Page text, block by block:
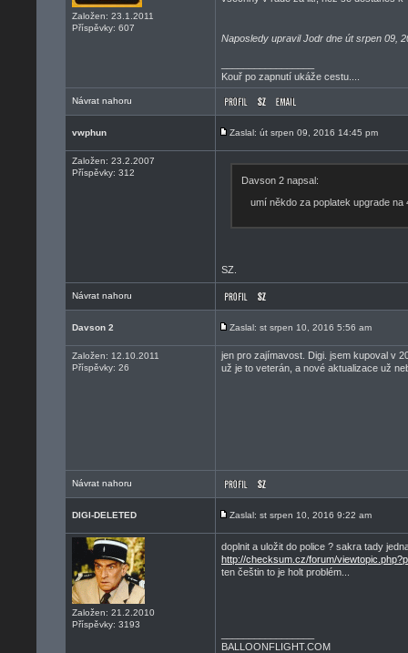
Založen: 23.1.2011
Příspěvky: 607
Naposledy upravil Jodr dne út srpen 09,
Kouř po zapnutí ukáže cestu....
Návrat nahoru
vwphun Zaslal: út srpen 09, 2016 14:45 pm
Založen: 23.2.2007
Příspěvky: 312
Davson 2 napsal:
umí někdo za poplatek upgrade na
SZ.
Návrat nahoru
Davson 2 Zaslal: st srpen 10, 2016 5:56 am
Založen: 12.10.2011
Příspěvky: 26
jen pro zajímavost. Digi. jsem kupoval v
už je to veterán, a nové aktualizace už
Návrat nahoru
DIGI-DELETED Zaslal: st srpen 10, 2016 9:22 am
Založen: 21.2.2010
Příspěvky: 3193
doplnit a uložit do police ? sakra tady
http://checksum.cz/forum/
ten češtin to je holt problém...
BALLOONFLIGHT.COM